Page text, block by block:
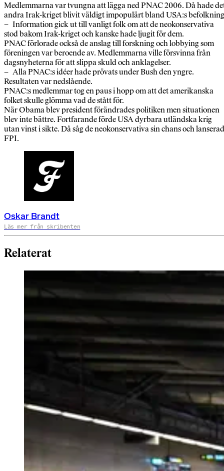
Medlemmarna var tvungna att lägga ned PNAC 2006. Då hade
andra Irak-kriget blivit väldigt impopulärt bland USA:s
– Information gick ut till vanligt folk om att de neokonservativa
stod bakom Irak-kriget och kanske hade ljugit för dem.
PNAC förlorade också de anslag till forskning och lobbying som
föreningen var beroende av. Medlemmarna ville försvinna från
dagsnyheterna för att slippa skuld och anklagelser.
– Alla PNAC:s idéer hade prövats under Bush den yngre.
Resultaten var nedslående.
PNAC:s medlemmar tog en paus i hopp om att det amerikanska
folket skulle glömma vad de stått för.
När Obama blev president förändrades politiken men situationen
blev inte bättre. Fortfarande förde USA dyrbara utländska krig
utan vinst i sikte. Då såg de neokonservativa sin chans och
FPI.
Oskar Brandt
Läs mer från skribenten
Relaterat